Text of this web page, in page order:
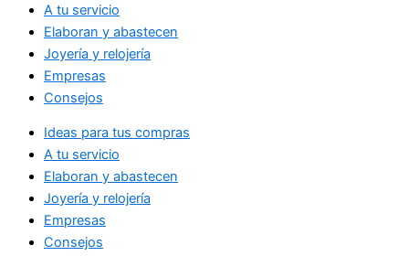
A tu servicio
Elaboran y abastecen
Joyería y relojería
Empresas
Consejos
Ideas para tus compras
A tu servicio
Elaboran y abastecen
Joyería y relojería
Empresas
Consejos